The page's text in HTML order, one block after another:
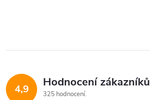
4,9 Hodnocení zákazníků
325 hodnocení